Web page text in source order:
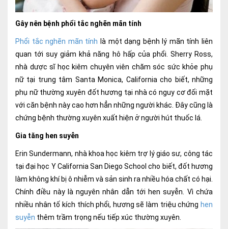
Gây nên bệnh phổi tắc nghẽn mãn tính
Phổi tắc nghẽn mãn tính là một dạng bệnh lý mãn tính liên
quan tới suy giảm khả năng hô hấp của phổi. Sherry Ross,
nhà dược sĩ học kiêm chuyên viên chăm sóc sức khỏe phụ
nữ tại trung tâm Santa Monica, California cho biết, những
phụ nữ thường xuyên đốt hương tại nhà có nguy cơ đối mặt
với căn bệnh này cao hơn hẳn những người khác. Đây cũng là
chứng bệnh thường xuyên xuất hiện ở người hút thuốc lá.
Gia tăng hen suyễn
Erin Sundermann, nhà khoa học kiêm trợ lý giáo sư, công tác
tại đại học Y California San Diego School cho biết, đốt hương
làm không khí bị ô nhiễm và sản sinh ra nhiều hóa chất có hại.
Chính điều này là nguyên nhân dẫn tới hen suyễn. Vì chứa
nhiều nhân tố kích thích phổi, hương sẽ làm triệu chứng hen
suyễn thêm trầm trọng nếu tiếp xúc thường xuyên.